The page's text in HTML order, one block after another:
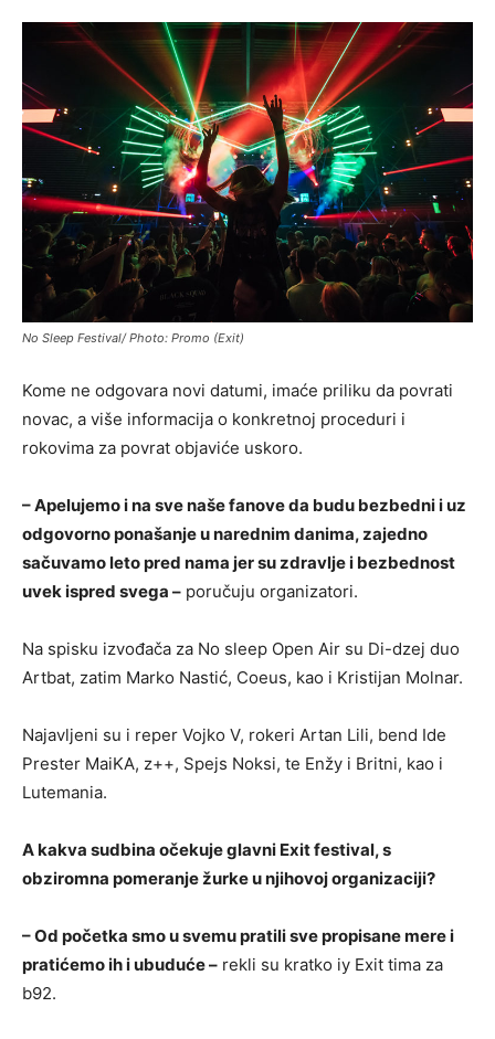
No Sleep Festival/ Photo: Promo (Exit)
Kome ne odgovara novi datumi, imaće priliku da povrati
novac, a više informacija o konkretnoj proceduri i
rokovima za povrat objaviće uskoro.
– Apelujemo i na sve naše fanove da budu bezbedni i uz
odgovorno ponašanje u narednim danima, zajedno
sačuvamo leto pred nama jer su zdravlje i bezbednost
uvek ispred svega – poručuju organizatori.
Na spisku izvođača za No sleep Open Air su Di-dzej duo
Artbat, zatim Marko Nastić, Coeus, kao i Kristijan Molnar.
Najavljeni su i reper Vojko V, rokeri Artan Lili, bend Ide
Prester MaiKA, z++, Spejs Noksi, te Enžy i Britni, kao i
Lutemania.
A kakva sudbina očekuje glavni Exit festival, s
obziromna pomeranje žurke u njihovoj organizaciji?
– Od početka smo u svemu pratili sve propisane mere i
pratićemo ih i ubuduće – rekli su kratko iy Exit tima za
b92.